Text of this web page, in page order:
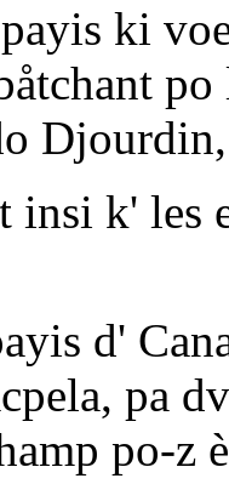
ki
insi k'
d'
pa
po-z